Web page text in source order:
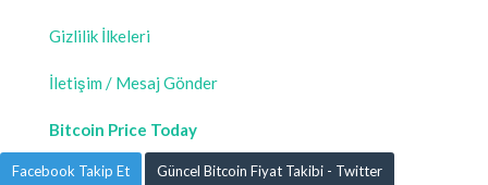
Gizlilik İlkeleri
İletişim / Mesaj Gönder
Bitcoin Price Today
Facebook Takip Et Güncel Bitcoin Fiyat Takibi - Twitter